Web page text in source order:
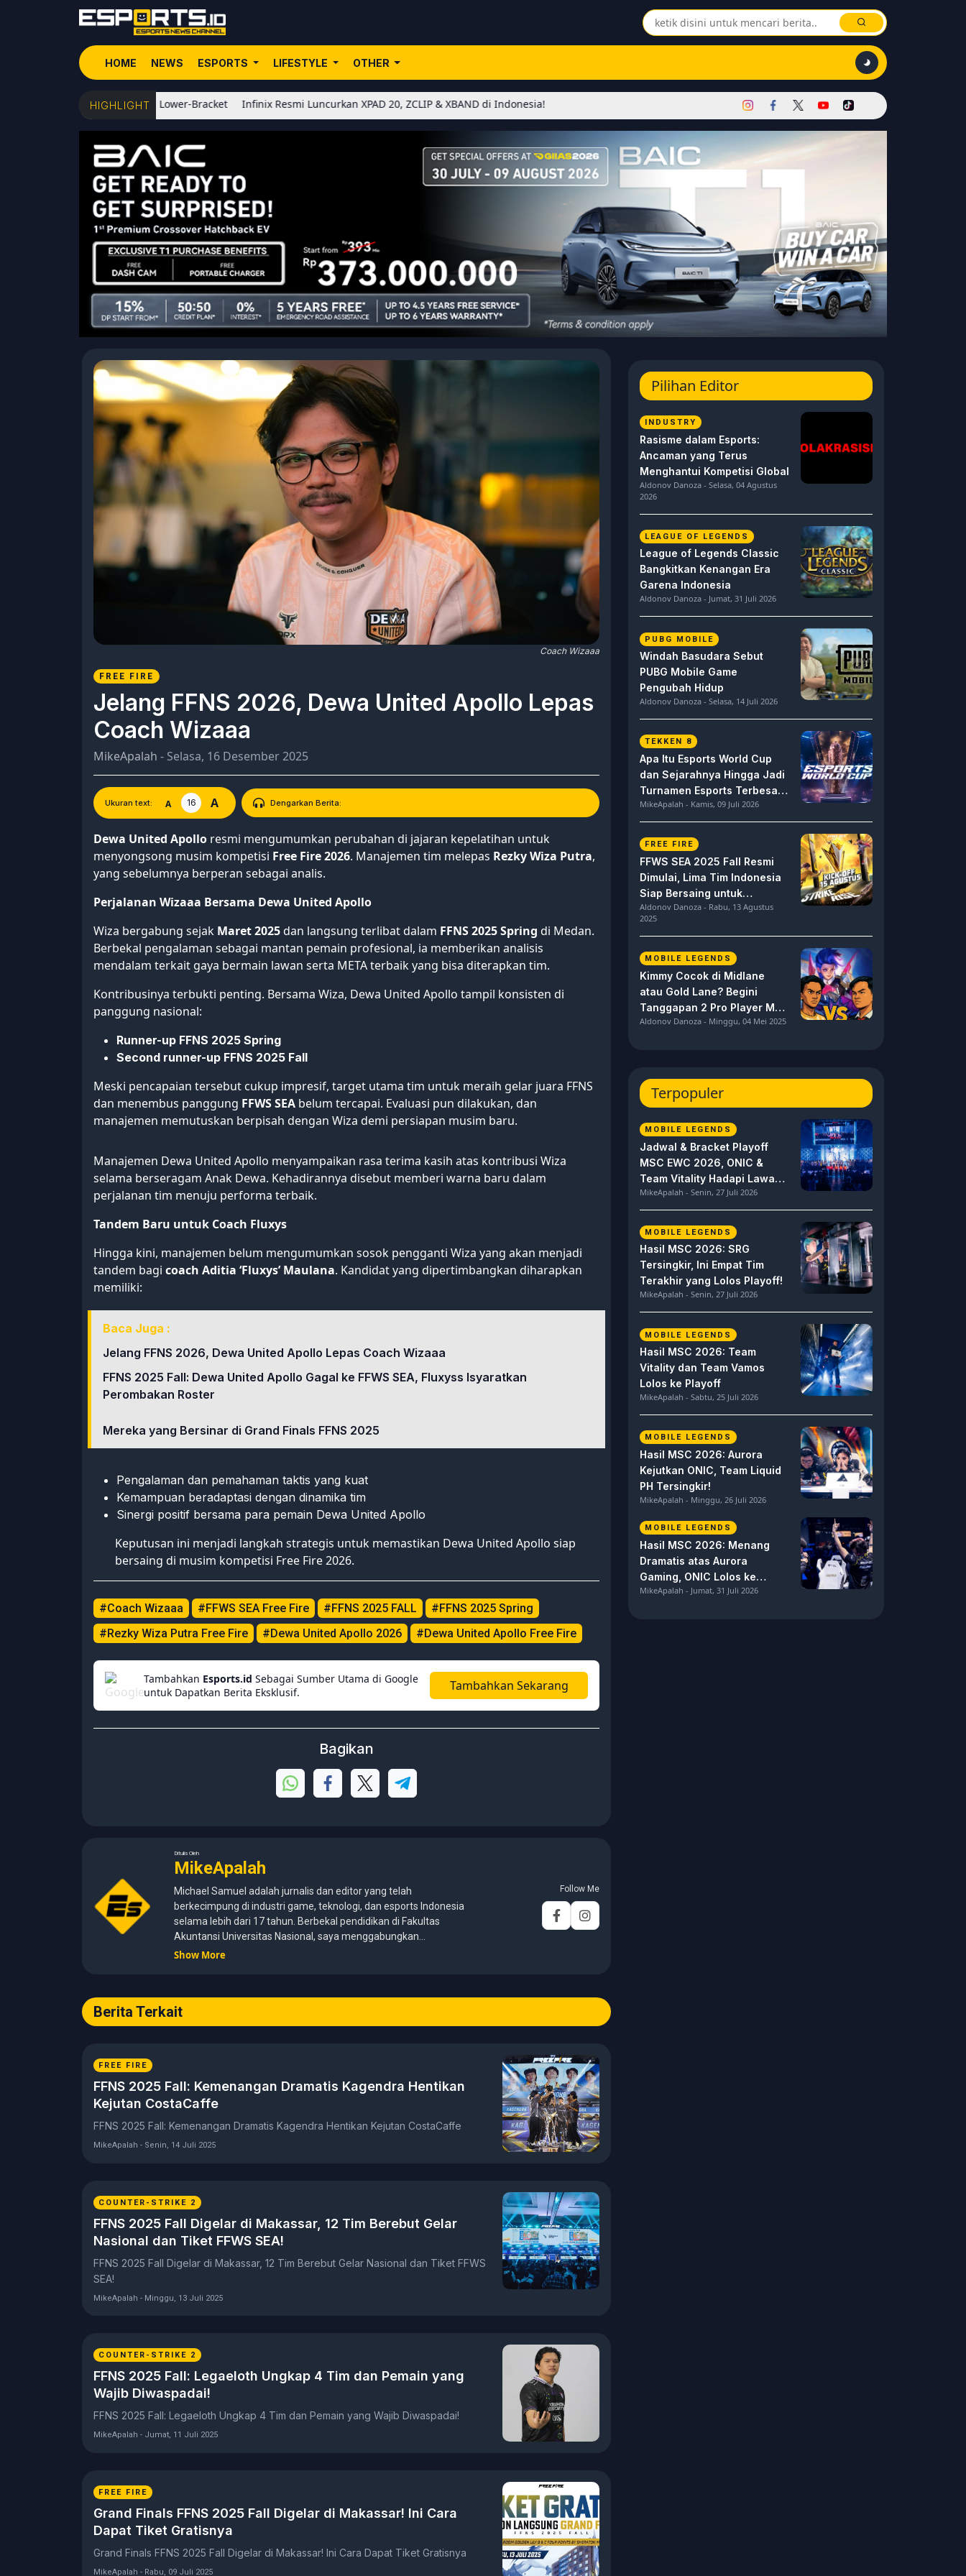
HOME NEWS ESPORTS LIFESTYLE OTHER
HIGHLIGHT
Melaju ke Final Lower-Bracket Infinix Resmi Luncurkan XPAD 20, ZCLIP & XBAND di Indonesia!
Coach Wizaaa
FREE FIRE
Jelang FFNS 2026, Dewa United Apollo Lepas
Coach Wizaaa
MikeApalah - Selasa, 16 Desember 2025
Ukuran text: A 16 A Dengarkan Berita:
Dewa United Apollo resmi mengumumkan perubahan di jajaran kepelatihan untuk
menyongsong musim kompetisi Free Fire 2026. Manajemen tim melepas Rezky Wiza Putra,
yang sebelumnya berperan sebagai analis.
Perjalanan Wizaaa Bersama Dewa United Apollo
Wiza bergabung sejak Maret 2025dan langsung terlibat dalam FFNS 2025 Spring di Medan.
Berbekal pengalaman sebagai mantan pemain profesional, ia memberikan analisis
mendalam terkait gaya bermain lawan serta META terbaik yang bisa diterapkan tim.
Kontribusinya terbukti penting. Bersama Wiza, Dewa United Apollo tampil konsisten di
panggung nasional:
Runner-up FFNS 2025 Spring
Second runner-up FFNS 2025 Fall
Meski pencapaian tersebut cukup impresif, target utama tim untuk meraih gelar juara FFNS
dan menembus panggung FFWS SEA belum tercapai. Evaluasi pun dilakukan, dan
manajemen memutuskan berpisah dengan Wiza demi persiapan musim baru.
Manajemen Dewa United Apollo menyampaikan rasa terima kasih atas kontribusi Wiza
selama berseragam Anak Dewa. Kehadirannya disebut memberi warna baru dalam
perjalanan tim menuju performa terbaik.
Tandem Baru untuk Coach Fluxys
Hingga kini, manajemen belum mengumumkan sosok pengganti Wiza yang akan menjadi
tandem bagi coach Aditia ‘Fluxys’ Maulana. Kandidat yang dipertimbangkan diharapkan
memiliki:
Baca Juga :
Jelang FFNS 2026, Dewa United Apollo Lepas Coach Wizaaa
FFNS 2025 Fall: Dewa United Apollo Gagal ke FFWS SEA, Fluxyss Isyaratkan
Perombakan Roster
Mereka yang Bersinar di Grand Finals FFNS 2025
Pengalaman dan pemahaman taktis yang kuat
Kemampuan beradaptasi dengan dinamika tim
Sinergi positif bersama para pemain Dewa United Apollo
Keputusan ini menjadi langkah strategis untuk memastikan Dewa United Apollo siap
bersaing di musim kompetisi Free Fire 2026.
#Coach Wizaaa #FFWS SEA Free Fire #FFNS 2025 FALL
#FFNS 2025 Spring
#Rezky Wiza Putra Free Fire
#Dewa United Apollo 2026 #Dewa United Apollo Free Fire
Tambahkan Esports.id Sebagai Sumber Utama di Google
untuk Dapatkan Berita Eksklusif.
Tambahkan Sekarang
Bagikan
Ditulis Oleh
MikeApalah
Michael Samuel adalah jurnalis dan editor yang telah
berkecimpung di industri game, teknologi, dan esports Indonesia
selama lebih dari 17 tahun. Berbekal pendidikan di Fakultas
Akuntansi Universitas Nasional, saya menggabungkan
kemampuan analisis dengan pengalaman panjang di dunia
development, hingga Editor in Chief. Fokus utamanya adalah
menghadirkan tulisan yang informatif, mendalam, dan mudah
dipahami, khususnya seputar game, esports, teknologi, serta
Show More
Follow Me
Berita Terkait
FREE FIRE
FFNS 2025 Fall: Kemenangan Dramatis Kagendra Hentikan
Kejutan CostaCaffe
FFNS 2025 Fall: Kemenangan Dramatis Kagendra Hentikan Kejutan CostaCaffe
MikeApalah - Senin, 14 Juli 2025
COUNTER-STRIKE 2
FFNS 2025 Fall Digelar di Makassar, 12 Tim Berebut Gelar
Nasional dan Tiket FFWS SEA!
FFNS 2025 Fall Digelar di Makassar, 12 Tim Berebut Gelar Nasional dan Tiket FFWS
SEA!
MikeApalah - Minggu, 13 Juli 2025
COUNTER-STRIKE 2
FFNS 2025 Fall: Legaeloth Ungkap 4 Tim dan Pemain yang
Wajib Diwaspadai!
FFNS 2025 Fall: Legaeloth Ungkap 4 Tim dan Pemain yang Wajib Diwaspadai!
MikeApalah - Jumat, 11 Juli 2025
FREE FIRE
Grand Finals FFNS 2025 Fall Digelar di Makassar! Ini Cara
Dapat Tiket Gratisnya
Grand Finals FFNS 2025 Fall Digelar di Makassar! Ini Cara Dapat Tiket Gratisnya
MikeApalah - Rabu, 09 Juli 2025
Pilihan Editor
INDUSTRY
Rasisme dalam Esports:
Ancaman yang Terus
Menghantui Kompetisi Global
Aldonov Danoza - Selasa, 04 Agustus
2026
LEAGUE OF LEGENDS
League of Legends Classic
Bangkitkan Kenangan Era
Garena Indonesia
Aldonov Danoza - Jumat, 31 Juli 2026
PUBG MOBILE
Windah Basudara Sebut
PUBG Mobile Game
Pengubah Hidup
Aldonov Danoza - Selasa, 14 Juli 2026
TEKKEN 8
Apa Itu Esports World Cup
dan Sejarahnya Hingga Jadi
Turnamen Esports Terbesar
di Dunia
MikeApalah - Kamis, 09 Juli 2026
FREE FIRE
FFWS SEA 2025 Fall Resmi
Dimulai, Lima Tim Indonesia
Siap Bersaing untuk
Dominasi
Aldonov Danoza - Rabu, 13 Agustus
2025
MOBILE LEGENDS
Kimmy Cocok di Midlane
atau Gold Lane? Begini
Tanggapan 2 Pro Player MPL
ID S15 ini
Aldonov Danoza - Minggu, 04 Mei 2025
Terpopuler
MOBILE LEGENDS
Jadwal & Bracket Playoff
MSC EWC 2026, ONIC &
Team Vitality Hadapi Lawan
Berat
MikeApalah - Senin, 27 Juli 2026
MOBILE LEGENDS
Hasil MSC 2026: SRG
Tersingkir, Ini Empat Tim
Terakhir yang Lolos Playoff!
MikeApalah - Senin, 27 Juli 2026
MOBILE LEGENDS
Hasil MSC 2026: Team
Vitality dan Team Vamos
Lolos ke Playoff
MikeApalah - Sabtu, 25 Juli 2026
MOBILE LEGENDS
Hasil MSC 2026: Aurora
Kejutkan ONIC, Team Liquid
PH Tersingkir!
MikeApalah - Minggu, 26 Juli 2026
MOBILE LEGENDS
Hasil MSC 2026: Menang
Dramatis atas Aurora
Gaming, ONIC Lolos ke
Semifinal!
MikeApalah - Jumat, 31 Juli 2026